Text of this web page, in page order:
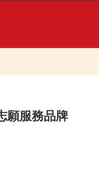
願服務品牌